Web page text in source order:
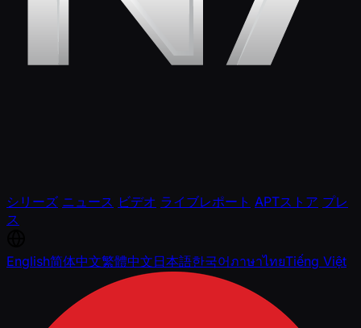
シリーズ ニュース ビデオ ライブレポート APTストア プレ
ス
English简体中文繁體中文日本語한국어ภาษาไทยTiếng Việt